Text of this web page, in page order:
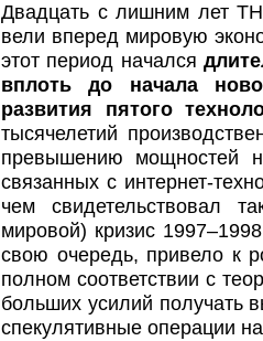
Двадцать с лишним лет
вели вперед мировую
этот период начался
вплоть до начала
развития пятого
тысячелетий
превышению мощностей
связанных с интернет-
чем свидетельствовал
мировой) кризис
свою очередь, привело к
полном соответствии с
больших усилий получать
спекулятивные операции